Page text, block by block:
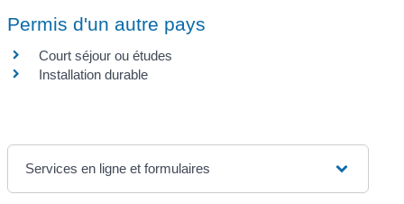
Permis d'un autre pays
Court séjour ou études
Installation durable
Services en ligne et formulaires